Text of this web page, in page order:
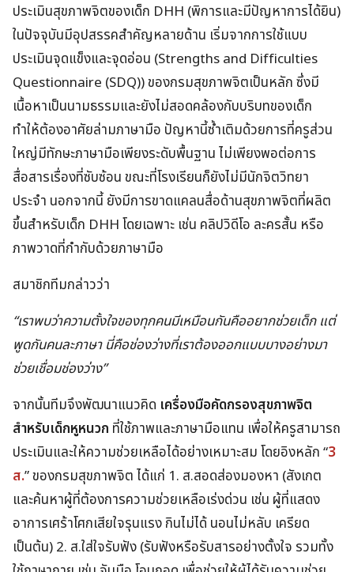
ประเมินสุขภาพจิตของเด็ก DHH (พิการและมีปัญหาการได้ยิน)
ในปัจจุบันมีอุปสรรคสำคัญหลายด้าน เริ่มจากการใช้แบบ
ประเมินจุดแข็งและจุดอ่อน (Strengths and Difficulties
Questionnaire (SDQ)) ของกรมสุขภาพจิตเป็นหลัก ซึ่งมี
เนื้อหาเป็นนามธรรมและยังไม่สอดคล้องกับบริบทของเด็ก
ทำให้ต้องอาศัยล่ามภาษามือ ปัญหานี้ซ้ำเติมด้วยการที่ครูส่วน
ใหญ่มีทักษะภาษามือเพียงระดับพื้นฐาน ไม่เพียงพอต่อการ
สื่อสารเรื่องที่ซับซ้อน ขณะที่โรงเรียนก็ยังไม่มีนักจิตวิทยา
ประจำ นอกจากนี้ ยังมีการขาดแคลนสื่อด้านสุขภาพจิตที่ผลิต
ขึ้นสำหรับเด็ก DHH โดยเฉพาะ เช่น คลิปวิดีโอ ละครสั้น หรือ
ภาพวาดที่กำกับด้วยภาษามือ
สมาชิกทีมกล่าวว่า
“เราพบว่าความตั้งใจของทุกคนมีเหมือนกันคืออยากช่วยเด็ก แต่
พูดกันคนละภาษา นี่คือช่องว่างที่เราต้องออกแบบบางอย่างมา
ช่วยเชื่อมช่องว่าง”
จากนั้นทีมจึงพัฒนาแนวคิด เครื่องมือคัดกรองสุขภาพจิต
สำหรับเด็กหูหนวก ที่ใช้ภาพและภาษามือแทน เพื่อให้ครูสามารถ
ประเมินและให้ความช่วยเหลือได้อย่างเหมาะสม โดยอิงหลัก “3
ส.” ของกรมสุขภาพจิต ได้แก่ 1. ส.สอดส่องมองหา (สังเกต
และค้นหาผู้ที่ต้องการความช่วยเหลือเร่งด่วน เช่น ผู้ที่แสดง
อาการเศร้าโศกเสียใจรุนแรง กินไม่ได้ นอนไม่หลับ เครียด
เป็นต้น) 2. ส.ใส่ใจรับฟัง (รับฟังหรือรับสารอย่างตั้งใจ รวมทั้ง